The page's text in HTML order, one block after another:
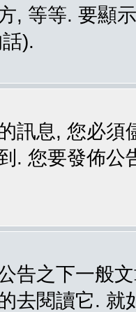
, 等等. 要顯
).
訊息, 您必
. 您要發佈
告之下一般
去閱讀它.